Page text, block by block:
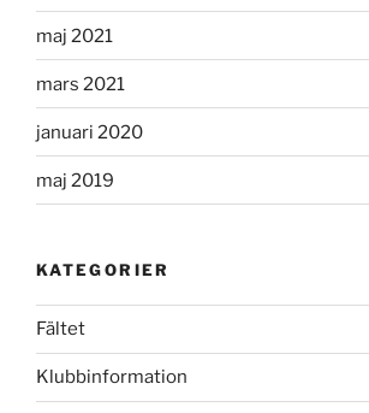
maj 2021
mars 2021
januari 2020
maj 2019
KATEGORIER
Fältet
Klubbinformation